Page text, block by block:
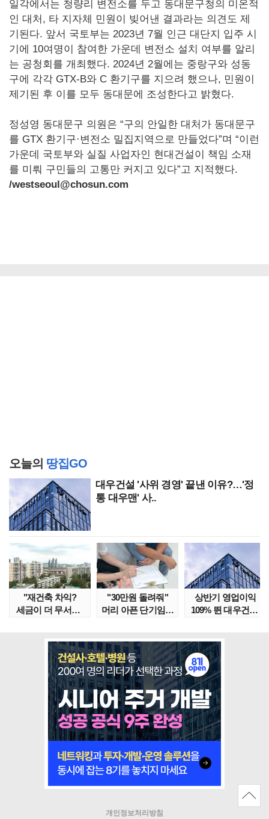
일각에서는 청량리 변전소를 두고 동대문구청의 미온적
인 대처, 타 지자체 민원이 빚어낸 결과라는 의견도 제
기된다. 앞서 국토부는 2023년 7월 인근 대단지 입주 시
기에 10여명이 참여한 가운데 변전소 설치 여부를 알리
는 공청회를 개최했다. 2024년 2월에는 중랑구와 성동
구에 각각 GTX-B와 C 환기구를 지으려 했으나, 민원이
제기된 후 이를 모두 동대문에 조성한다고 밝혔다.
정성영 동대문구 의원은 “구의 안일한 대처가 동대문구
를 GTX 환기구·변전소 밀집지역으로 만들었다”며 “이런
가운데 국토부와 실질 사업자인 현대건설이 책임 소재
를 미뤄 구민들의 고통만 커지고 있다”고 지적했다.
/westseoul@chosun.com
오늘의 땅집GO
대우건설 '사위 경영' 끝낸 이유?…'정
통 대우맨' 사..
"재건축 차익?
세금이 더 무서워"
"30만원 돌려줘"
머리 아픈 단기임대
상반기 영업이익
109% 뛴 대우건설,
개인정보처리방침